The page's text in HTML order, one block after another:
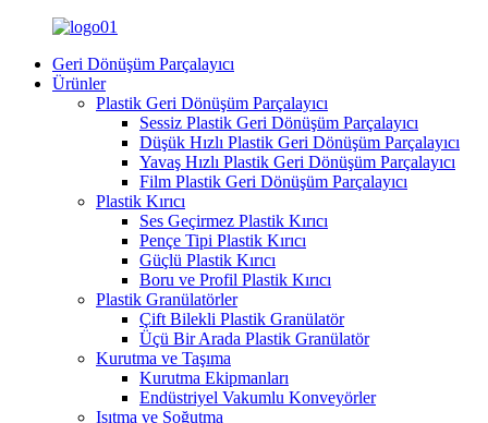
Geri Dönüşüm Parçalayıcı
Ürünler
Plastik Geri Dönüşüm Parçalayıcı
Sessiz Plastik Geri Dönüşüm Parçalayıcı
Düşük Hızlı Plastik Geri Dönüşüm Parçalayıcı
Yavaş Hızlı Plastik Geri Dönüşüm Parçalayıcı
Film Plastik Geri Dönüşüm Parçalayıcı
Plastik Kırıcı
Ses Geçirmez Plastik Kırıcı
Pençe Tipi Plastik Kırıcı
Güçlü Plastik Kırıcı
Boru ve Profil Plastik Kırıcı
Plastik Granülatörler
Çift Bilekli Plastik Granülatör
Üçü Bir Arada Plastik Granülatör
Kurutma ve Taşıma
Kurutma Ekipmanları
Endüstriyel Vakumlu Konveyörler
Isıtma ve Soğutma